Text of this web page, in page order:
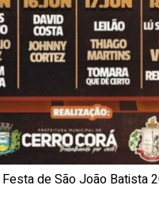
de São João Batista